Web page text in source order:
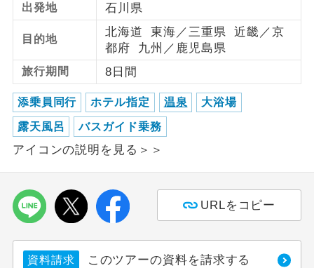
出発地 石川県
目的地
北海道 東海／三重県 近畿／京
都府 九州／鹿児島県
旅行期間 8日間
添乗員同行 ホテル指定 温泉 大浴場
露天風呂 バスガイド乗務
アイコンの説明を見る＞＞
URLをコピー
資料請求 このツアーの資料を請求する
女性限定でご参加いただけるコースで
す。
年齢制限あり
ご参加にあたり年齢に制限があるコース
です。
航空会社指定
利用航空会社が指定なので、ご出発の計
画にとても便利です。
ホテル指定
ご紹介するホテルを指定したコースで
おひとり様バ
ス2席利用
おひとり様でバス席を2席利⽤できま
す。